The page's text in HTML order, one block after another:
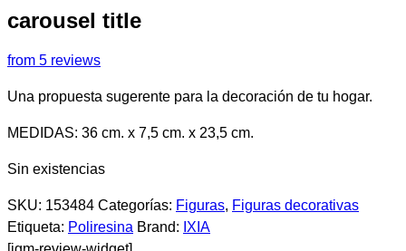
carousel title
from 5 reviews
Una propuesta sugerente para la decoración de tu hogar.
MEDIDAS: 36 cm. x 7,5 cm. x 23,5 cm.
Sin existencias
SKU: 153484 Categorías: Figuras, Figuras decorativas
Etiqueta: Poliresina Brand: IXIA